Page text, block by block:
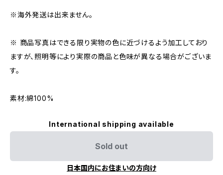
※海外発送は出来ません。
※ 商品写真はできる限り実物の色に近づけるよう加工しており
ますが、照明等により実際の商品と色味が異なる場合がございま
す。
素材:綿100%
International shipping available
Sold out
日本国内にお住まいの方向け